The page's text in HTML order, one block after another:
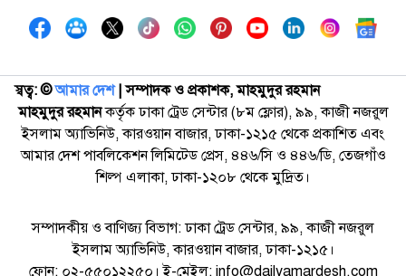
স্বত্ব: ©️আমার দেশ| সম্পাদক ও প্রকাশক, মাহমুদুর রহমান
মাহমুদুর রহমানকর্তৃক ঢাকা ট্রেড সেন্টার (৮ম ফ্লোর), ৯৯, কাজী নজরুল
ইসলাম অ্যাভিনিউ, কারওয়ান বাজার, ঢাকা-১২১৫ থেকে প্রকাশিত এবং
আমার দেশ পাবলিকেশন লিমিটেড প্রেস, ৪৪৬/সি ও ৪৪৬/ডি, তেজগাঁও
শিল্প এলাকা, ঢাকা-১২০৮ থেকে মুদ্রিত।
সম্পাদকীয় ও বাণিজ্য বিভাগ: ঢাকা ট্রেড সেন্টার, ৯৯, কাজী নজরুল
ইসলাম অ্যাভিনিউ, কারওয়ান বাজার, ঢাকা-১২১৫।
ফোন: ০২-৫৫০১২২৫০। ই-মেইল: info@dailyamardesh.com